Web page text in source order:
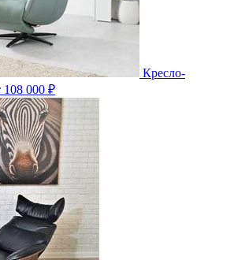
Кресло-
108 000 ₽